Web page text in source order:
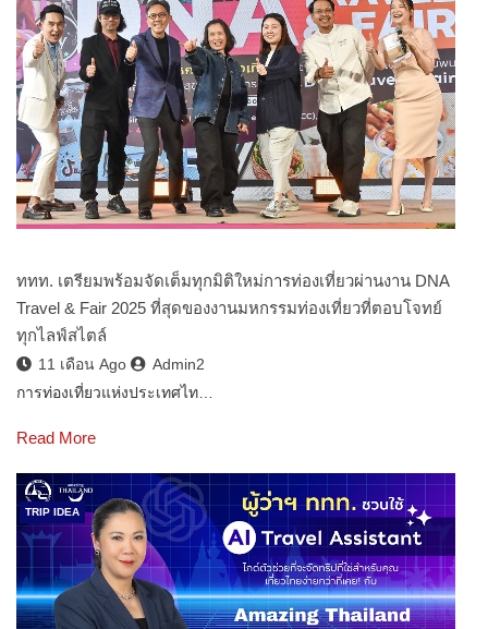
ททท. เตรียมพร้อมจัดเต็มทุกมิติใหม่การท่องเที่ยวผ่านงาน DNA
Travel & Fair 2025 ที่สุดของงานมหกรรมท่องเที่ยวที่ตอบโจทย์
ทุกไลฟ์สไตล์
11 เดือน Ago
Admin2
การท่องเที่ยวแห่งประเทศไท…
Read More
TRIP IDEA